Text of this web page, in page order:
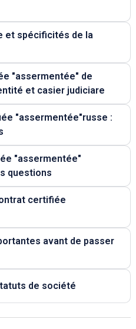
et spécificités de la
"assermentée" de
et casier judiciare
"assermentée"russe :
"assermentée"
questions
certifiée
avant de passer
de société